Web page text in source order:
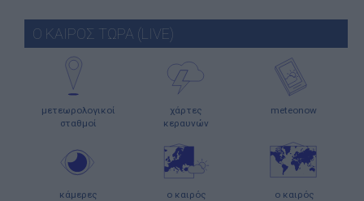
Ο ΚΑΙΡΟΣ ΤΩΡΑ (LIVE)
μετεωρολογικοί
σταθμοί
χάρτες
κεραυνών
meteonow
κάμερες
ο καιρός
ο καιρός